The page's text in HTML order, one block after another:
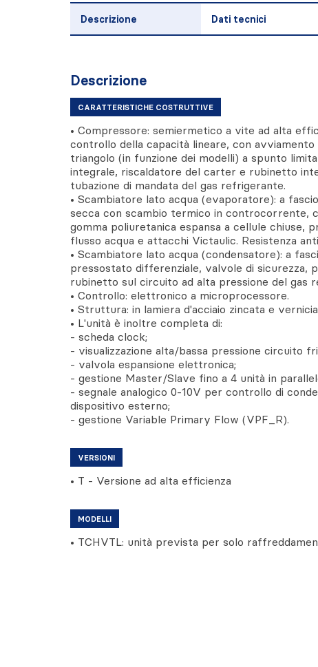
Descrizione Dati tecnici
Descrizione
CARATTERISTICHE COSTRUTTIVE
• Compressore: semiermetico a vite ad alta
controllo della capacità lineare, con
triangolo (in funzione dei modelli) a spunto
integrale, riscaldatore del carter e rubinetto
tubazione di mandata del gas refrigerante.
• Scambiatore lato acqua (evaporatore): a
secca con scambio termico in controcorrente,
gomma poliuretanica espansa a cellule chiuse,
flusso acqua e attacchi Victaulic. Resistenza
• Scambiatore lato acqua (condensatore): a
pressostato differenziale, valvole di sicurezza,
rubinetto sul circuito ad alta pressione del gas
• Controllo: elettronico a microprocessore.
• Struttura: in lamiera d'acciaio zincata e
• L'unità è inoltre completa di:
- scheda clock;
- visualizzazione alta/bassa pressione circuito
- valvola espansione elettronica;
- gestione Master/Slave fino a 4 unità in
- segnale analogico 0-10V per controllo di
dispositivo esterno;
- gestione Variable Primary Flow (VPF_R).
VERSIONI
• T - Versione ad alta efficienza
MODELLI
• TCHVTL: unità prevista per solo